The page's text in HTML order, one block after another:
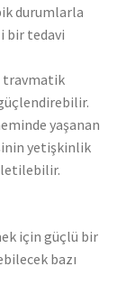
durumlarla
bir tedavi
travmatik
yaşanan
yetişkinlik
için güçlü bir
bazı